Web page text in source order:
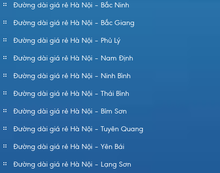
Đường dài giá rẻ Hà Nội – Bắc Ninh
Đường dài giá rẻ Hà Nội – Bắc Giang
Đường dài giá rẻ Hà Nội – Phủ Lý
Đường dài giá rẻ Hà Nội – Nam Định
Đường dài giá rẻ Hà Nội – Ninh Bình
Đường dài giá rẻ Hà Nội – Thái Bình
Đường dài giá rẻ Hà Nội – Bỉm Sơn
Đường dài giá rẻ Hà Nội – Tuyên Quang
Đường dài giá rẻ Hà Nội – Yên Bái
Đường dài giá rẻ Hà Nội – Lạng Sơn